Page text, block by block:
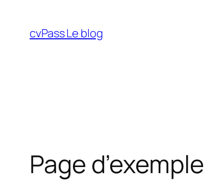
contenu
cvPass Le blog
Page d’exemple